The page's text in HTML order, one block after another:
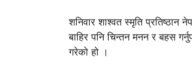
शनिवार शाश्वत स्मृति प्रतिष्ठान
बाहिर पनि चिन्तन मनन र बहस
गरेको हो ।